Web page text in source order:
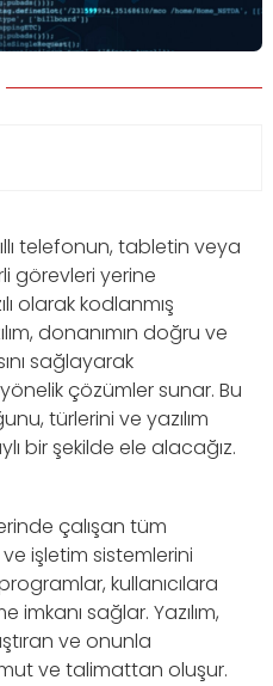
telefonun, tabletin veya
görevleri yerine
olarak kodlanmış
donanımın doğru ve
sağlayarak
çözümler sunar. Bu
türlerini ve yazılım
bir şekilde ele alacağız.
çalışan tüm
işletim sistemlerini
kullanıcılara
imkanı sağlar. Yazılım,
ve onunla
ve talimattan oluşur.